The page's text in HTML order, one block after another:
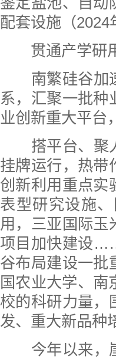
配套设施 （
贯通产学研
南繁硅谷加
系，汇聚一批种
业创新重大平台
搭平台、聚
挂牌运行，热带
创新利用重点实
表型研究设施
用，三亚国际玉
项目加快建设
谷布局建设一批
国农业大学、南
校的科研力量，
发、重大新品种
今年以来，